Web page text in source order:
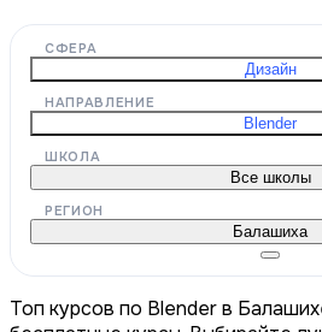
СФЕРА
Дизайн
НАПРАВЛЕНИЕ
Blender
ШКОЛА
Все школы
РЕГИОН
Балашиха
Топ курсов по Blender в